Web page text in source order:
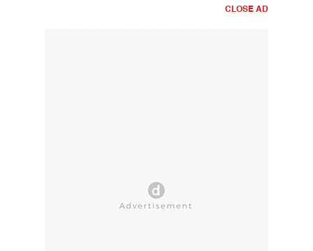
CLOSE AD